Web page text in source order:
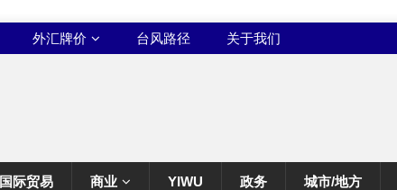
外汇牌价 台风路径 关于我们
国际贸易 商业 YIWU 政务 城市/地方